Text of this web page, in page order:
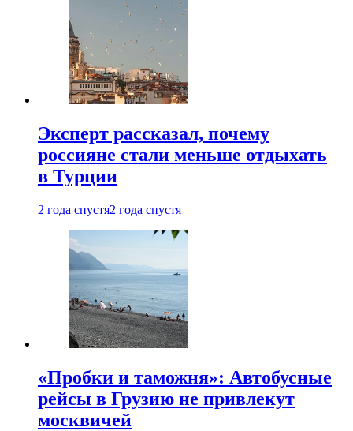
Эксперт рассказал, почему
россияне стали меньше отдыхать
в Турции
2 года спустя2 года спустя
«Пробки и таможня»: Автобусные
рейсы в Грузию не привлекут
москвичей